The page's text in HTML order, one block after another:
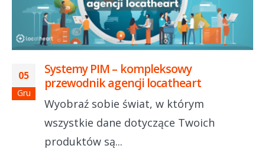
05
Gru
Systemy PIM – kompleksowy
przewodnik agencji locatheart
Wyobraź sobie świat, w którym
wszystkie dane dotyczące Twoich
produktów są...